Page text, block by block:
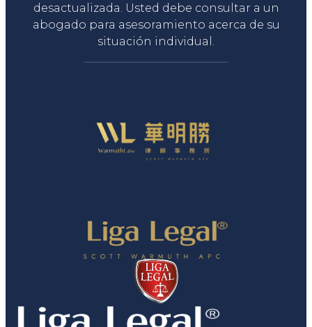
desactualizada. Usted debe consultar a un
abogado para asesoramiento acerca de su
situación individual.